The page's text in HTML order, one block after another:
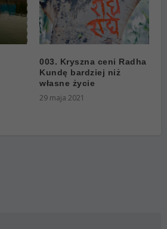
003. Kryszna ceni Radha
Kundę bardziej niż
własne życie
29 maja 2021